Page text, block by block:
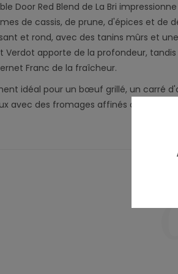
Door Red Blend de La Bri
de cassis, de prune, d'épices et de
et rond, avec des tanins mûrs et
Verdot apporte de la profondeur,
Franc de la fraîcheur.
idéal pour un bœuf grillé, un carré
avec des fromages affinés à pâte dure.